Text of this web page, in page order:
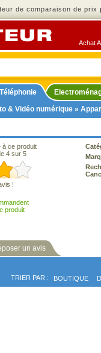
de comparaison de prix
Achat
& Vidéo numérique »
à ce produit
4 sur 5
!
produit
un avis
TRIER PAR : BOUTIQUE